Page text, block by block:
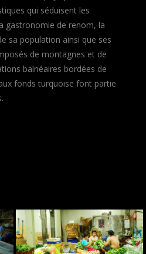
qui séduisent les
gastronomie de renom, la
sa population ainsi que ses
de montagnes et de
balnéaires bordées de
fonds turquoise font partie